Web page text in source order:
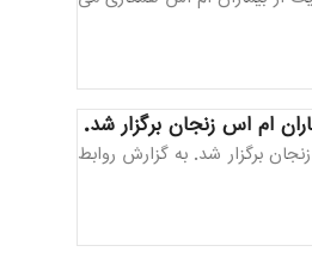
ام اس زنجان برگزار شد.
برگزار شد. به گزارش روابط